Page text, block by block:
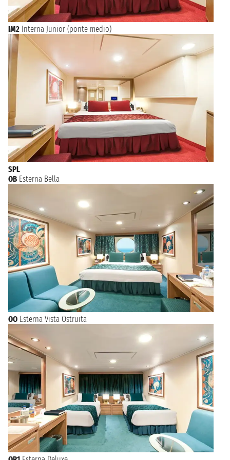
IM2 Interna Junior (ponte medio)
SPL
OB Esterna Bella
OO Esterna Vista Ostruita